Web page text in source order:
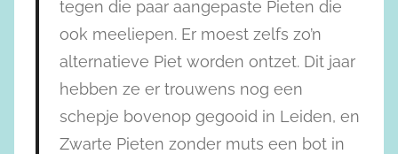
tegen die paar aangepaste Pieten die
ook meeliepen. Er moest zelfs zo’n
alternatieve Piet worden ontzet. Dit jaar
hebben ze er trouwens nog een
schepje bovenop gegooid in Leiden, en
Zwarte Pieten zonder muts een bot in